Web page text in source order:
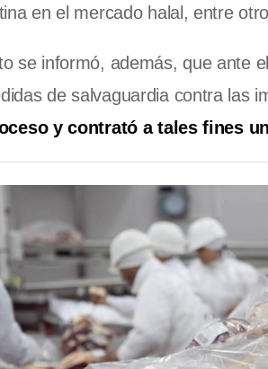
en el mercado halal, entre
se informó, además, que ante
de salvaguardia contra las
y contrató a tales fines